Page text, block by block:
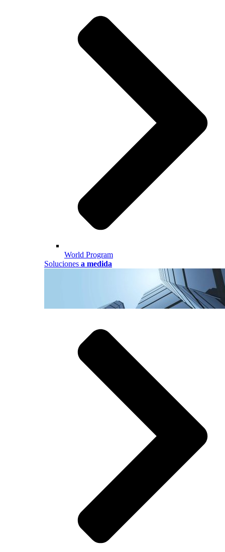
World Program
Soluciones a medida